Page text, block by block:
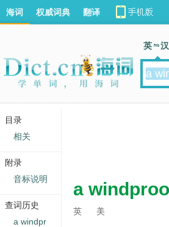
a
英 美
海词 权威词典 翻译
英 汉
目录
相关
附录
音标说明
查词历史
a windpr